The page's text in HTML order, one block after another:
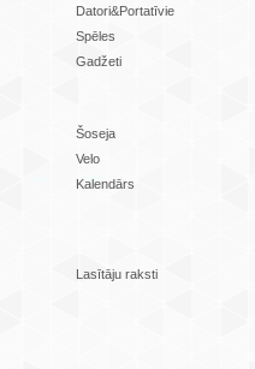
Datori&Portatīvie
Spēles
Gadžeti
Šoseja
Velo
Kalendārs
Lasītāju raksti